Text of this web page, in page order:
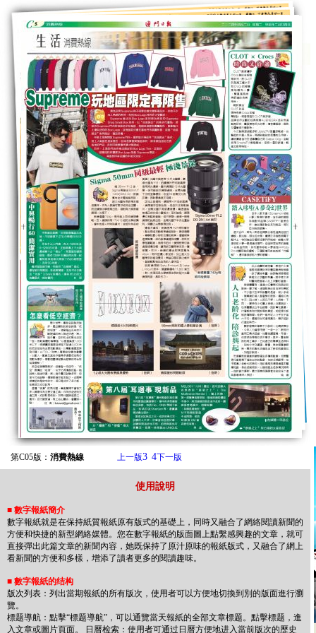
使用說明
■ 數字報紙簡介
數字報紙就是在保持紙質報紙原有版式的基礎上，同時又融合了網絡閱讀新聞的
方便和快捷的新型網絡媒體。您在數字報紙的版面圖上點繫感興趣的文章，就可
直接彈出此篇文章的新聞內容，她既保持了原汁原味的報紙版式，又融合了網上
看新聞的方便和多樣，增添了讀者更多的閱讀趣味。
■ 數字報紙的结构
版次列表：列出當期報紙的所有版次，使用者可以方便地切換到別的版面進行瀏
覽。
標题導航：點擊“標题導航”，可以通覽當天報紙的全部文章標题。點擊標题，進
入文章或圖片頁面。 日曆检索：使用者可通过日曆方便地进入當前版次的歷史
第C05版： 消費熱線 上一版3 4下一版